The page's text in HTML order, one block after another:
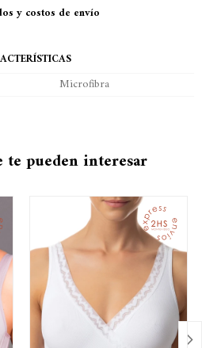
y costos de envío
Microfibra
te pueden interesar
